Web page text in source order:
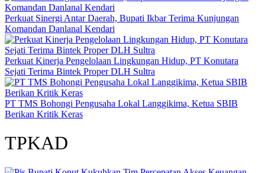
Perkuat Sinergi Antar Daerah, Bupati Ikbar Terima Kunjungan
Komandan Danlanal Kendari
Perkuat Kinerja Pengelolaan Lingkungan Hidup, PT Konutara
Sejati Terima Bintek Proper DLH Sultra
PT TMS Bohongi Pengusaha Lokal Langgikima, Ketua SBIB
Berikan Kritik Keras
TPKAD